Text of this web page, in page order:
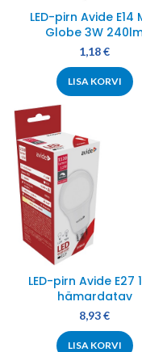
LED-pirn Avide E14
Globe 3W
1,18€
LISA KORVI
LED-pirn Avide E27
hämardatav
8,93€
LISA KORVI